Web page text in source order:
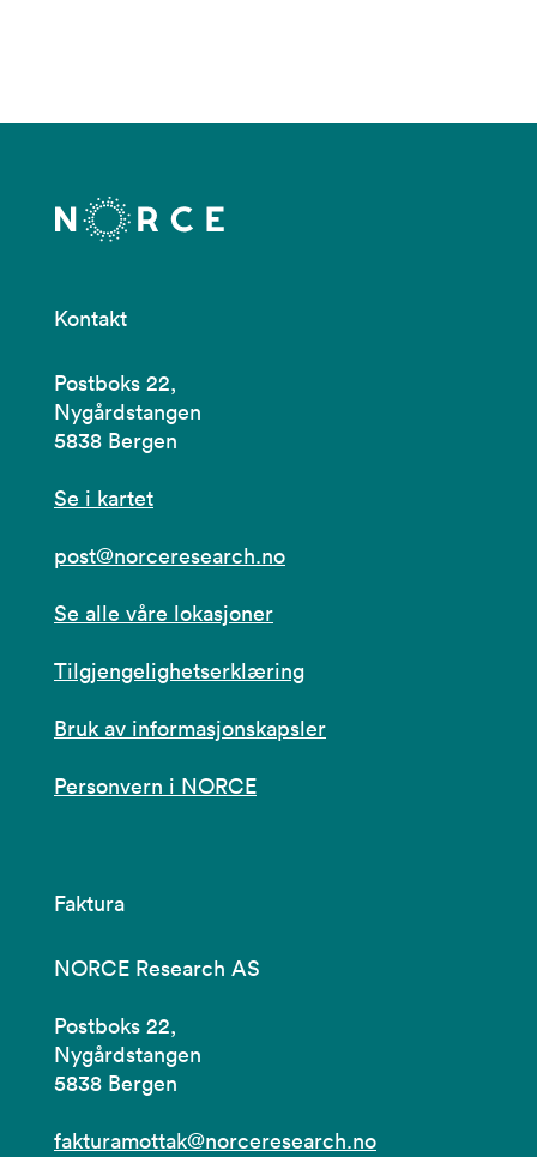
Kontakt
Postboks 22,
Nygårdstangen
5838 Bergen
Se i kartet
post@norceresearch.no
Se alle våre lokasjoner
Tilgjengelighetserklæring
Bruk av informasjonskapsler
Personvern i NORCE
Faktura
NORCE Research AS
Postboks 22,
Nygårdstangen
5838 Bergen
fakturamottak@norceresearch.no